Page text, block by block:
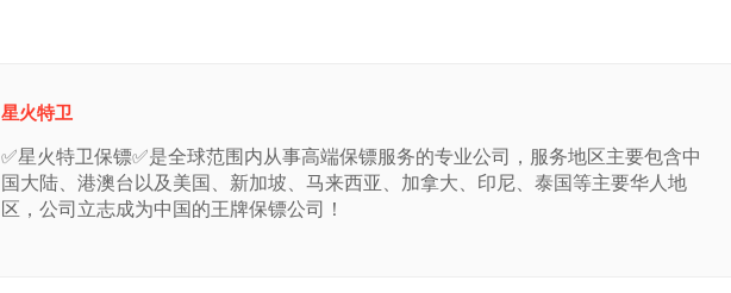
星火特卫
✅星火特卫保镖✅是全球范围内从事高端保镖服务的专业公司，服务地区主要包含中
国大陆、港澳台以及美国、新加坡、马来西亚、加拿大、印尼、泰国等主要华人地
区，公司立志成为中国的王牌保镖公司！